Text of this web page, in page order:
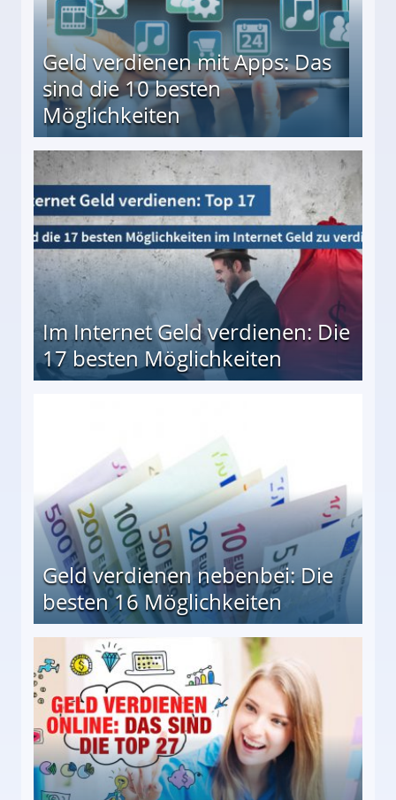
Geld verdienen mit Apps: Das
sind die 10 besten
Möglichkeiten
besten Möglichkeiten
Im Internet Geld verdienen: Die
17 besten Möglichkeiten
Geld verdienen nebenbei: Die
besten 16 Möglichkeiten